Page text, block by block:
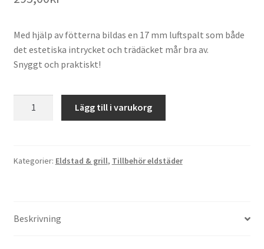
Med hjälp av fötterna bildas en 17 mm luftspalt som både
det estetiska intrycket och trädäcket mår bra av.
Snyggt och praktiskt!
CORTEN
Lägg till i varukorg
Kategorier: Eldstad & grill, Tillbehör eldstäder
Beskrivning